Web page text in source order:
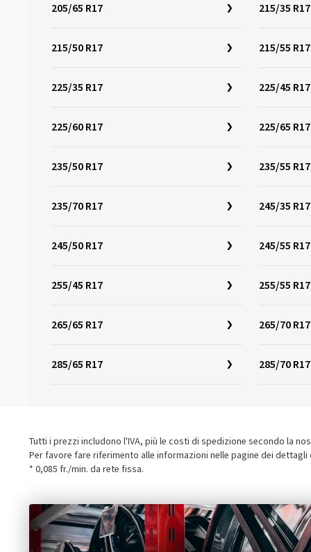
205/65 R17 215/35 R17
215/50 R17 215/55 R17
225/35 R17 225/45 R17
225/60 R17 225/65 R17
235/50 R17 235/55 R17
235/70 R17 245/35 R17
245/50 R17 245/55 R17
255/45 R17 255/55 R17
265/65 R17 265/70 R17
285/65 R17 285/70 R17
Tutti i prezzi includono l'IVA, più le costi di spedizione secondo la
Per favore fare riferimento alle informazioni nelle pagine dei
* 0,085 fr./min. da rete fissa.